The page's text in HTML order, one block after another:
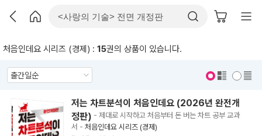
처음인데요 시리즈 (경제) : 15권의 상품이 있습니다.
저는 차트분석이 처음인데요 (2026년 완전개
정판) - 제대로 시작하고 처음부터 돈 버는 차트 공부 교과
서 - 처음인데요 시리즈 (경제)